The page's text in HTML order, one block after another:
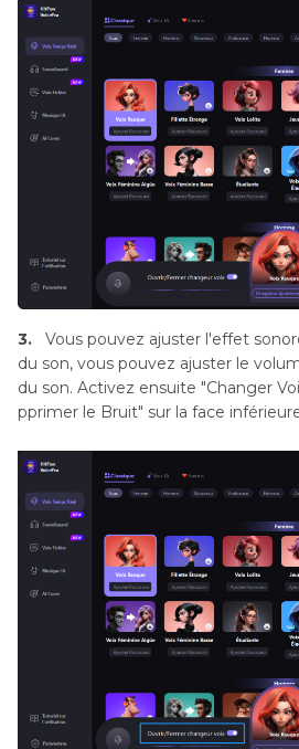
3.
Vous pouvez ajuster l'effet
du son, vous pouvez ajuster le
du son. Activez ensuite "Changer
pprimer le Bruit" sur la face